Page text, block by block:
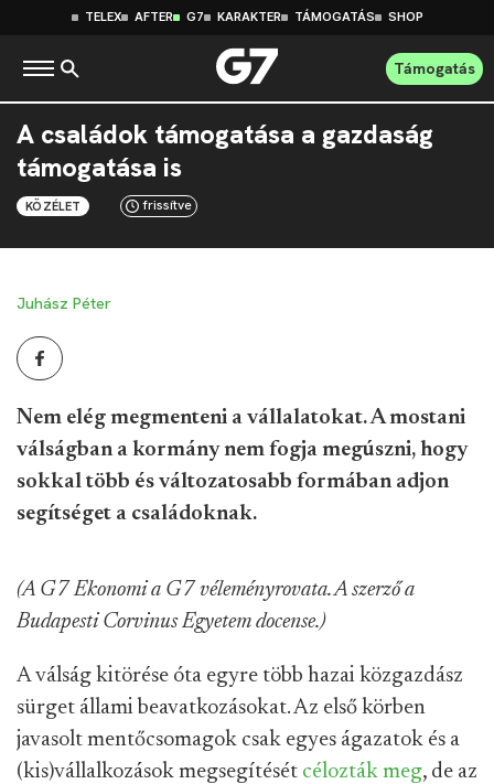
TELEX AFTER G7 KARAKTER TÁMOGATÁS SHOP
Támogatás
A családok támogatása a gazdaság
támogatása is
KÖZÉLET frissítve
Juhász Péter
Nem elég megmenteni a vállalatokat. A mostani
válságban a kormány nem fogja megúszni, hogy
sokkal több és változatosabb formában adjon
segítséget a családoknak.
(A G7 Ekonomi a G7 véleményrovata. A szerző a
Budapesti Corvinus Egyetem docense.)
A válság kitörése óta egyre több hazai közgazdász
sürget állami beavatkozásokat. Az első körben
javasolt mentőcsomagok csak egyes ágazatok és a
(kis)vállalkozások megsegítését célozták meg, de az